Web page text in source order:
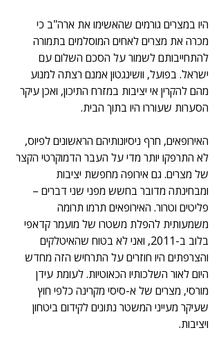
היו במצרים גורמים שהאשימו את ארה"ב כי
מכרה את מצרים לאחים המוסלמים בתמורה
להתחייבותם לשמור על הסכם השלום עם
ישראל. בפועל, וושינגטון אמנם רצתה למנוע
מהם להקרין אי יציבות במזרח התיכון, ואכן עיקר
הסערות שעוררו היו בתוך הבית.
האירופאים, חרף ניסיונותיהם הראשונים לפיוס,
לא התרפקו יותר מדי על העבר הדמוקרטי הקצר
של מצרים. גם אירופה מחפשת יציבות
ומבחינתה מדובר בחשש מפני שני דברים –
פליטים וטרור. האירופאים תרמו תרומה
משמעותית להפלת משטרו של מועמר קדאפי
בלוב ב-2011, ואני לא בטוח שהאיטלקים
והצרפתים היו חוזרים על התרחיש הזה מחדש
היום לאור השלכותיו הכאוטיות. לעומת עידן
מורסי, מצרים של א-סיסי מקרינה כלפי חוץ
שעיקר מעייני המשטר נתונים לקידום ביטחון
ויציבות.